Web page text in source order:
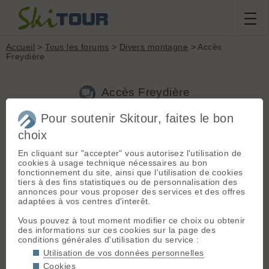
Accueil >Tous les forums > Divers montagne > Accès
Freydière
Accès Freydière
Nouveau sujet
A
aymeric38[128posts] - Le 17/03/2023 12:52
Bonjour,
Est-ce que quelqu'un sait jusqu'ou peut on monter en voiture?
quelqu'un a des infos, je suis preneur.
Merci,
Aymeric
Pour soutenir Skitour, faites le bon
choix
En cliquant sur "accepter" vous autorisez l'utilisation de
cookies à usage technique nécessaires au bon
fonctionnement du site, ainsi que l'utilisation de cookies
tiers à des fins statistiques ou de personnalisation des
annonces pour vous proposer des services et des offres
adaptées à vos centres d'interêt.
Vous pouvez à tout moment modifier ce choix ou obtenir
des informations sur ces cookies sur la page des
conditions générales d'utilisation du service :
Utilisation de vos données personnelles
Cookies